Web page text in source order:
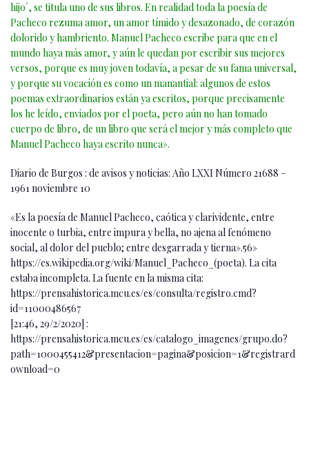
hijo´, se titula uno de sus libros. En realidad toda la poesía de
Pacheco rezuma amor, un amor tímido y desazonado, de corazón
dolorido y hambriento. Manuel Pacheco escribe para que en el
mundo haya más amor, y aún le quedan por escribir sus mejores
versos, porque es muy joven todavía, a pesar de su fama universal,
y porque su vocación es como un manantial: algunos de estos
poemas extraordinarios están ya escritos, porque precisamente
los he leído, enviados por el poeta, pero aún no han tomado
cuerpo de libro, de un libro que será el mejor y más completo que
Manuel Pacheco haya escrito nunca».
Diario de Burgos : de avisos y noticias: Año LXXI Número 21688 –
1961 noviembre 10
«Es la poesía de Manuel Pacheco, caótica y clarividente, entre
inocente o turbia, entre impura y bella, no ajena al fenómeno
social, al dolor del pueblo; entre desgarrada y tierna».5​6​»
https://es.wikipedia.org/wiki/Manuel_Pacheco_(poeta). La cita
estaba incompleta. La fuente en la misma cita:
https://prensahistorica.mcu.es/es/consulta/registro.cmd?
id=11000486567
[21:46, 29/2/2020] :
https://prensahistorica.mcu.es/es/catalogo_imagenes/grupo.do?
path=1000455412&presentacion=pagina&posicion=1&registrard
ownload=0